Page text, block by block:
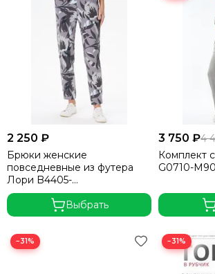
2 250 ₽
Брюки женские
повседневные из футера
Лори B4405-
P90.3S06,серый
Выбрать
3 750 ₽4
Комплект
G0710-
−31% −31%